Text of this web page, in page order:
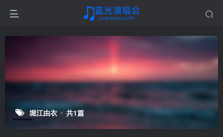
堀江由衣 共1篇